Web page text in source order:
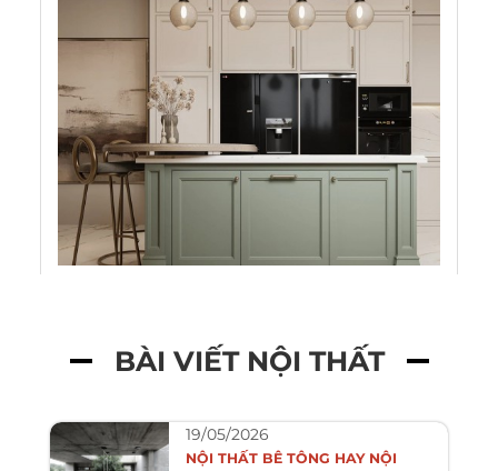
BÀI VIẾT NỘI THẤT
19/05/2026
NỘI THẤT BÊ TÔNG HAY NỘI